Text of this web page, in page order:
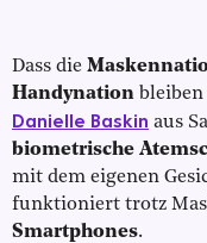
Dass die
Handynation
Danielle Baskin aus
biometrische
mit dem eigenen
funktioniert trotz
Smartphones.